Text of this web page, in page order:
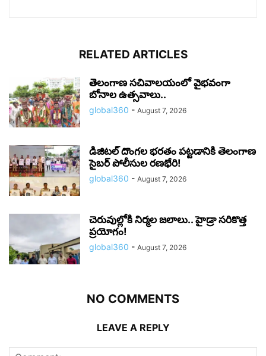
RELATED ARTICLES
తెలంగాణ సచివాలయంలో వైభవంగా
బోనాల ఉత్సవాలు..
global360 - August 7, 2026
డిజిటల్ దొంగల భరతం పట్టడానికి తెలంగాణ
సైబర్ పోలీసుల రణభేరి!
global360 - August 7, 2026
చెరువుల్లోకి నిర్మల జలాలు.. హైడ్రా సరికొత్త
ప్రయోగం!
global360 - August 7, 2026
NO COMMENTS
LEAVE A REPLY